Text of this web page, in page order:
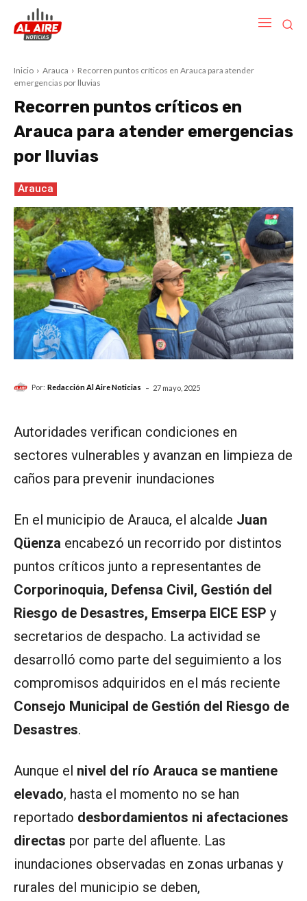
Inicio Arauca
Recorren puntos críticos en Arauca para atender
emergencias por lluvias
Recorren puntos críticos en
Arauca para atender emergencias
por lluvias
Arauca
Por: Redacción Al Aire Noticias - 27 mayo, 2025
Autoridades verifican condiciones en
sectores vulnerables y avanzan en limpieza de
caños para prevenir inundaciones
En el municipio de Arauca, el alcalde Juan
Qüenza encabezó un recorrido por distintos
puntos críticos junto a representantes de
Corporinoquia, Defensa Civil, Gestión del
Riesgo de Desastres, Emserpa EICE ESP y
secretarios de despacho. La actividad se
desarrolló como parte del seguimiento a los
compromisos adquiridos en el más reciente
Consejo Municipal de Gestión del Riesgo de
Desastres.
Aunque el nivel del río Arauca se mantiene
elevado, hasta el momento no se han
reportado desbordamientos ni afectaciones
directas por parte del afluente. Las
inundaciones observadas en zonas urbanas y
rurales del municipio se deben,